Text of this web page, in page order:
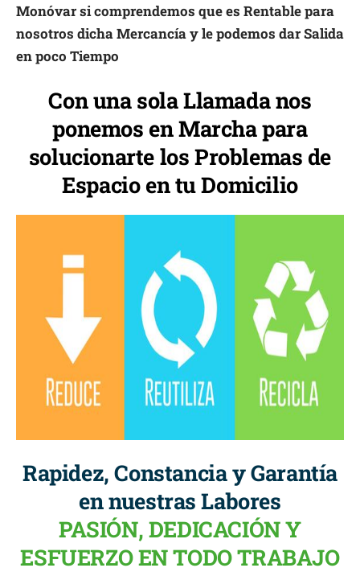
Monóvar si comprendemos que es Rentable para
nosotros dicha Mercancía y le podemos dar Salida
en poco Tiempo
Con una sola Llamada nos
ponemos en Marcha para
solucionarte los Problemas de
Espacio en tu Domicilio
Rapidez, Constancia y Garantía
en nuestras Labores
PASIÓN, DEDICACIÓN Y
ESFUERZO EN TODO TRABAJO